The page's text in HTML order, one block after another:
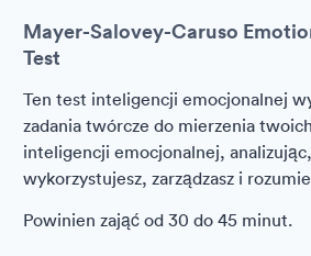
Mayer-Salovey-Caruso
Test
Ten test inteligencji emocjonalnej
zadania twórcze do mierzenia
inteligencji emocjonalnej,
wykorzystujesz, zarządzasz i
Powinien zająć od 30 do 45 minut.